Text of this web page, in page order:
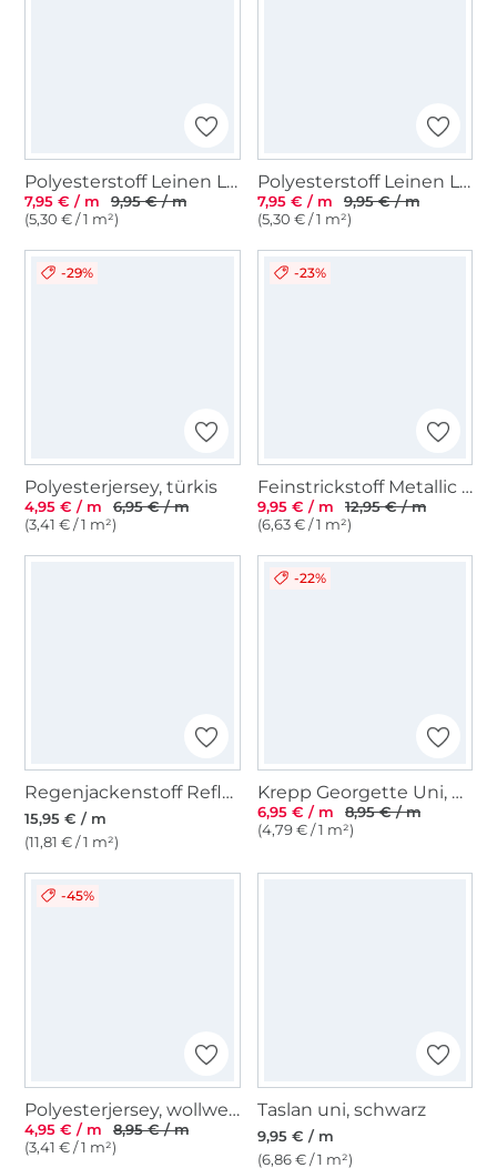
Polyesterstoff Leinen Look Stripes Melange, beige
7,95 € / m
9,95 € / m
(5,30 € / 1 m²)
Polyesterstoff Leinen Look Stripes Melange, grau
7,95 € / m
9,95 € / m
(5,30 € / 1 m²)
-29%
Polyesterjersey, türkis
4,95 € / m
6,95 € / m
(3,41 € / 1 m²)
-23%
Feinstrickstoff Metallic Leo, natur
9,95 € / m
12,95 € / m
(6,63 € / 1 m²)
Regenjackenstoff Reflective, grau
15,95 € / m
(11,81 € / 1 m²)
-22%
Krepp Georgette Uni, marineblau
6,95 € / m
8,95 € / m
(4,79 € / 1 m²)
-45%
Polyesterjersey, wollweiß
4,95 € / m
8,95 € / m
(3,41 € / 1 m²)
Taslan uni, schwarz
9,95 € / m
(6,86 € / 1 m²)